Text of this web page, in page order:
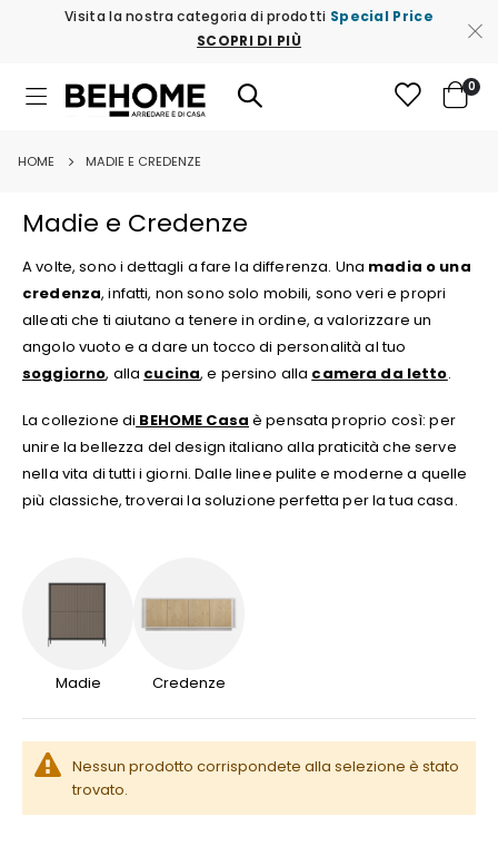
Visita la nostra categoria di prodotti Special Price
SCOPRI DI PIÙ
Toggle
Nav
Cart
0
HOME MADIE E CREDENZE
Madie e Credenze
A volte, sono i dettagli a fare la differenza. Una madia o una
credenza, infatti, non sono solo mobili, sono veri e propri
alleati che ti aiutano a tenere in ordine, a valorizzare un
angolo vuoto e a dare un tocco di personalità al tuo
soggiorno, alla cucina, e persino alla camera da letto.
La collezione di BEHOME Casa è pensata proprio così: per
unire la bellezza del design italiano alla praticità che serve
nella vita di tutti i giorni. Dalle linee pulite e moderne a quelle
più classiche, troverai la soluzione perfetta per la tua casa.
Madie Credenze
Nessun prodotto corrispondete alla selezione è stato
trovato.